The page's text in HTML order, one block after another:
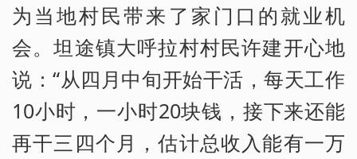
为当地村民带来了家门口的就业机
会。坦途镇大呼拉村村民许建开心地
说：“从四月中旬开始干活，每天工作
10小时，一小时20块钱，接下来还能
再干三四个月，估计总收入能有一万